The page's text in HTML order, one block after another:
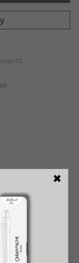
PRÊT À OFFRIR
contemporain et
identité visuelle de